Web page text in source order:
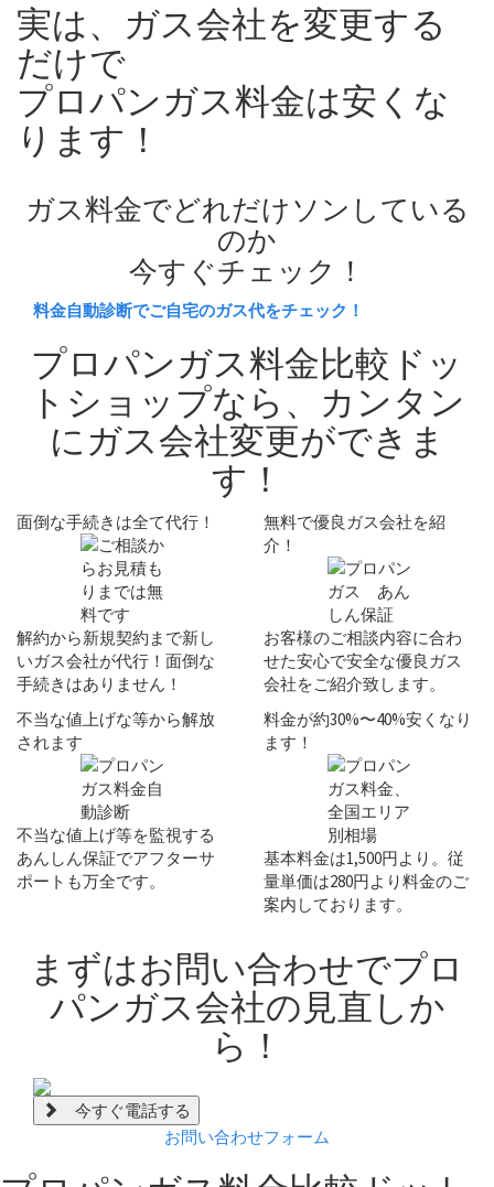
実は、ガス会社を変更する
だけで
プロパンガス料金は安く な
ります！
ガス料金でどれだけソンしている
のか
今すぐチェック！
料金自動診断でご自宅のガス代をチェック！
プロパンガス料金比較ドッ
トショップなら、
カンタン
にガス会社変更ができま
す！
面倒な手続きは全て代行！
解約から新規契約まで新し
いガス会社が代行！ 面倒な
手続きはありません！
無料で優良ガス会社を紹
介！
お客様のご相談内容に合わ
せた安心で安全な優良ガス
会社をご紹介致します。
不当な値上げな等から解放
されます
不当な値上げ等を監視する
あんしん保証でアフターサ
ポートも万全です。
料金が約30%〜40%安くなり
ます！
基本料金は1,500円より。従
量単価は280円より料金のご
案内しております。
まずはお問い合わせでプロ
パンガス会社の見直しか
ら！
今すぐ電話する
お問い合わせフォーム